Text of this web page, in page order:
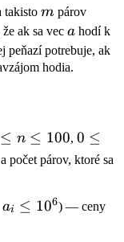
takisto m
m párov
ak sa vec a
a hodí k
peňazí potrebuje, ak
hodia.
≤ n ≤ 100, 0 \leq
\leq
0 ≤
počet párov, ktoré sa
ai ≤ 106) ­— ceny